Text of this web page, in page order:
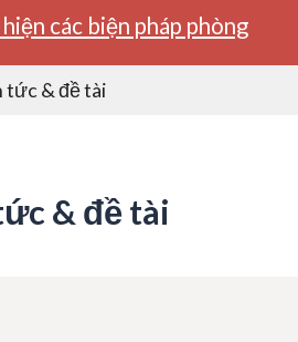
các biện pháp phòng
tức & đề tài
& đề tài